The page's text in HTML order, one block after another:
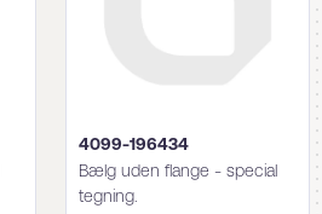
4099-196434
Bælg uden flange - special
tegning.